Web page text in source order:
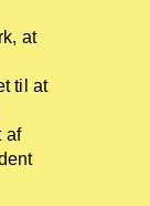
at
til at
af